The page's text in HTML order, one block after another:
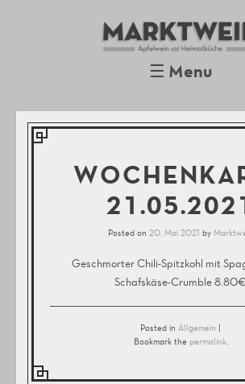
Apfelwein und Heimatküche
☰ Menu
Posted on 20. Mai 2021 by
Geschmorter Chili-Spitzkohl mit
Schafskäse-Crumble 8.80€
Posted in Allgemein |
Bookmark the permalink.